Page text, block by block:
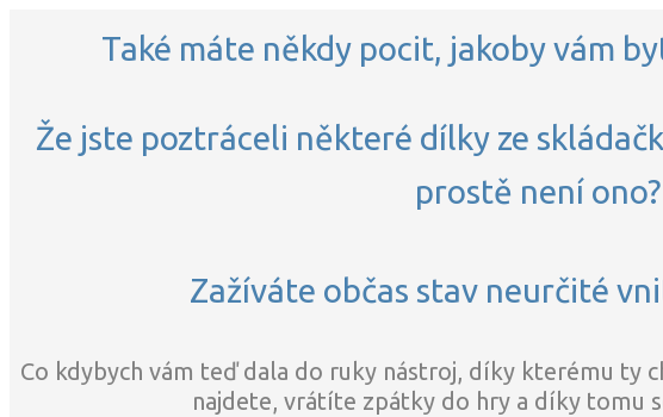
Také máte někdy pocit, jakoby vám
Že jste poztráceli některé dílky ze
prostě není ono?
Zažíváte občas stav neurčité
Co kdybych vám teď dala do ruky nástroj, díky kterému ty
najdete, vrátíte zpátky do hry a díky tomu